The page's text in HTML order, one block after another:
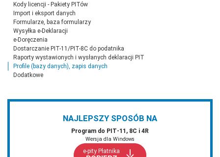
Kody licencji - Pakiety PITów
Import i eksport danych
Formularze, baza formularzy
Wysyłka e-Deklaracji
e-Doręczenia
Dostarczanie PIT-11/PIT-8C do podatnika
Raporty wystawionych i wysłanych deklaracji PIT
Profile (bazy danych), zapis danych
Dodatkowe
NAJLEPSZY SPOSÓB NA
Program do PIT‑11, 8C i 4R
Wersja dla Windows
e-pity Płatnika